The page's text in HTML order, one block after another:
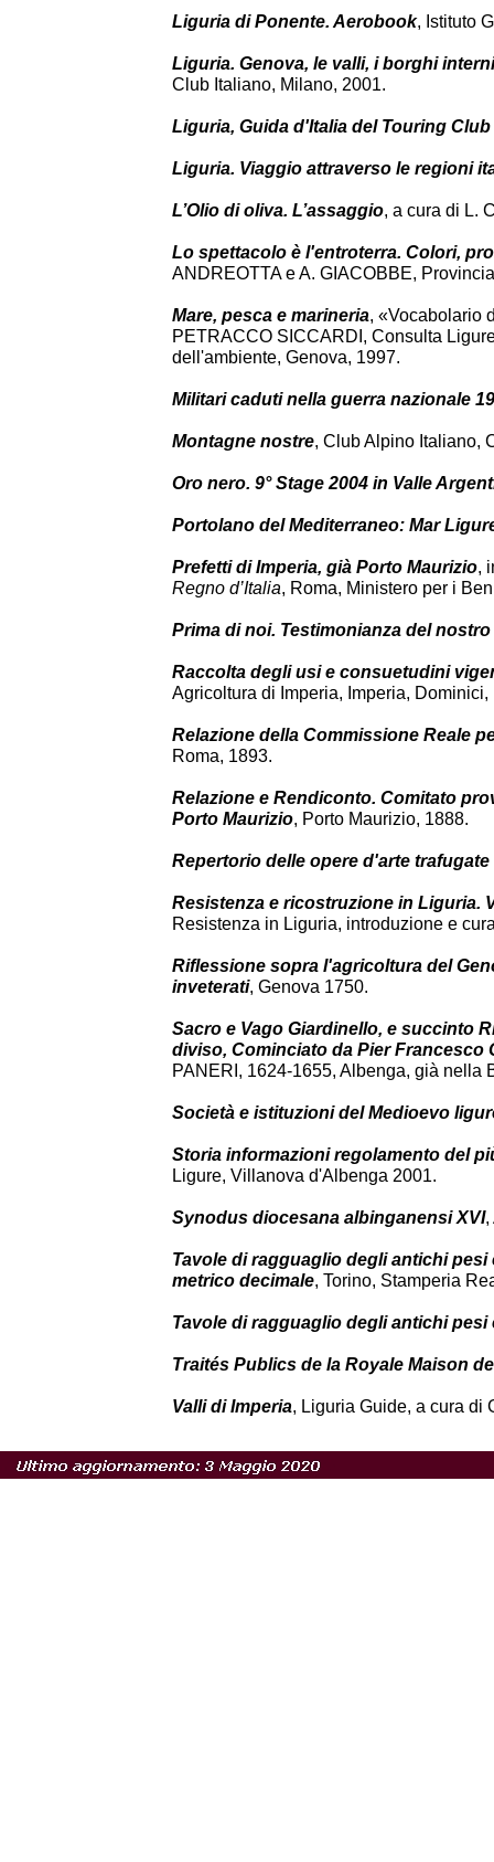
Liguria di Ponente. Aerobook, Istituto
Liguria. Genova, le valli, i borghi
Club Italiano, Milano, 2001.
Liguria, Guida d'Italia del Touring
Liguria. Viaggio attraverso le regioni
L’Olio di oliva. L’assaggio, a cura di L.
Lo spettacolo è l'entroterra. Colori,
ANDREOTTA e A. GIACOBBE,
Mare, pesca e marineria, «Vocabolario
PETRACCO SICCARDI, Consulta
dell'ambiente, Genova, 1997.
Militari caduti nella guerra nazionale
Montagne nostre, Club Alpino Italiano,
Oro nero. 9° Stage 2004 in Valle
Portolano del Mediterraneo: Mar
Prefetti di Imperia, già Porto Maurizio,
Regno d’Italia, Roma, Ministero per i
Prima di noi. Testimonianza del
Raccolta degli usi e consuetudini
Agricoltura di Imperia, Imperia, Dominici,
Relazione della Commissione Reale
Roma, 1893.
Relazione e Rendiconto. Comitato
Porto Maurizio, Porto Maurizio, 1888.
Repertorio delle opere d'arte trafugate
Resistenza e ricostruzione in Liguria.
Resistenza in Liguria, introduzione e
Riflessione sopra l'agricoltura del
inveterati, Genova 1750.
Sacro e Vago Giardinello, e succinto
diviso, Cominciato da Pier
PANERI, 1624-1655, Albenga, già nella
Società e istituzioni del Medioevo
Storia informazioni regolamento del
Ligure, Villanova d'Albenga 2001.
Synodus diocesana albinganensi XVI,
Tavole di ragguaglio degli antichi
metrico decimale, Torino, Stamperia
Tavole di ragguaglio degli antichi
Traités Publics de la Royale Maison
Valli di Imperia, Liguria Guide, a cura di
Vocabolario delle parlate liguri,
dell'ambiente, Genova, vol. I 1985, vol.